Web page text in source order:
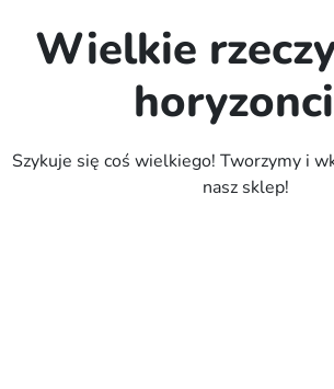
Wielkie
Szykuje się coś wielkiego! Tworzymy i
nasz sklep!